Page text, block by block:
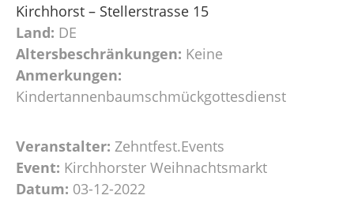
Kirchhorst – Stellerstrasse 15
Land: DE
Altersbeschränkungen: Keine
Anmerkungen:
Kindertannenbaumschmückgottesdienst
Veranstalter: Zehntfest.Events
Event: Kirchhorster Weihnachtsmarkt
Datum: 03-12-2022